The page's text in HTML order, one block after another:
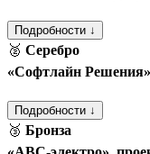
Подробности ↓
🥈 Серебро
«Софтлайн
Подробности ↓
🥉 Бронза